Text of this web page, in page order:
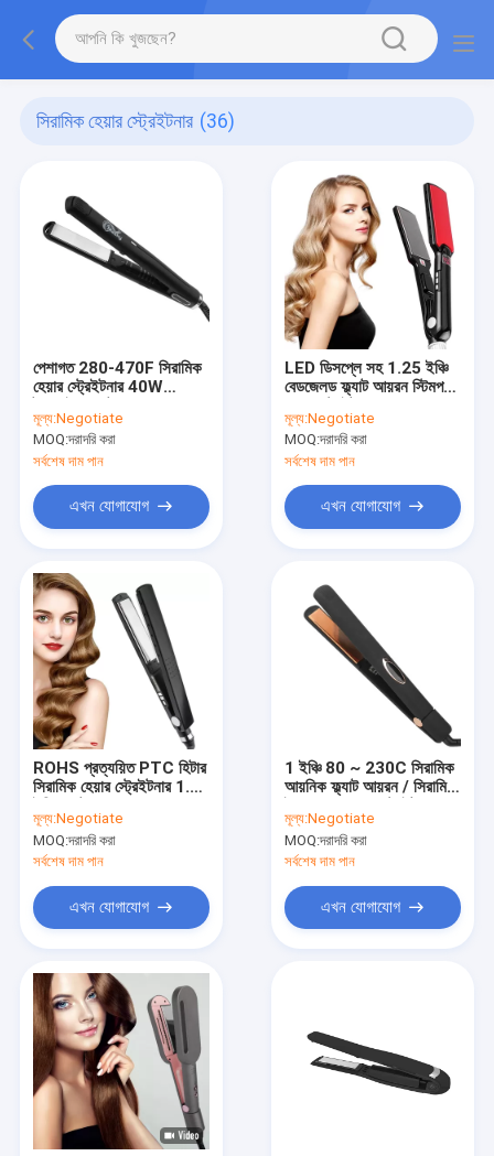
সিরামিক হেয়ার স্ট্রেইটনার (36)
পেশাগত 280-470F সিরামিক
হেয়ার স্ট্রেইটনার 40W
মূল্য:Negotiate
MOQ:দরাদরি করা
সর্বশেষ দাম পান
এখন যোগাযোগ
LED ডিসপ্লে সহ 1.25 ইঞ্চি
বেডজেলড ফ্ল্যাট আয়রন স্টিমপড
মূল্য:Negotiate
MOQ:দরাদরি করা
সর্বশেষ দাম পান
এখন যোগাযোগ
ROHS প্রত্যয়িত PTC হিটার
সিরামিক হেয়ার স্ট্রেইটনার 1.25
মূল্য:Negotiate
MOQ:দরাদরি করা
সর্বশেষ দাম পান
এখন যোগাযোগ
1 ইঞ্চি 80 ~ 230C সিরামিক
আয়নিক ফ্ল্যাট আয়রন / সিরামিক
মূল্য:Negotiate
MOQ:দরাদরি করা
সর্বশেষ দাম পান
এখন যোগাযোগ